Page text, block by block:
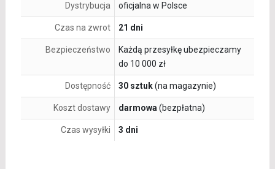
Dystrybucja oficjalna w Polsce
Czas na zwrot 21 dni
Bezpieczeństwo
Każdą przesyłkę ubezpieczamy
do 10 000 zł
Dostępność 30 sztuk(na magazynie)
Koszt dostawy darmowa (bezpłatna)
Czas wysyłki 3 dni